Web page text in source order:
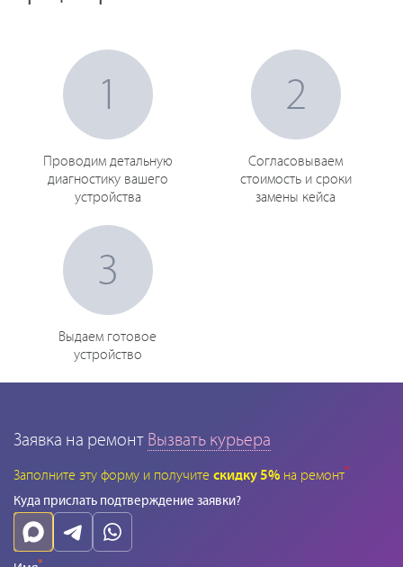
1
Проводим детальную
диагностику вашего
устройства
2
Согласовываем
стоимость и сроки
замены кейса
3
Выдаем готовое
устройство
Заявка на ремонт Вызвать курьера
Заполните эту форму и получите скидку 5% на ремонт*
Куда прислать подтверждение заявки?
*